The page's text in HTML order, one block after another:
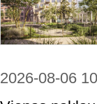
2026-08-06